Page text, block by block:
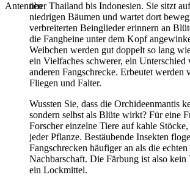
Antennenüber Thailand bis Indonesien. Sie sitzt
niedrigen Bäumen und wartet dort
verbreiterten Beinglieder erinnern an
die Fangbeine unter dem Kopf
Weibchen werden gut doppelt so lang
ein Vielfaches schwerer, ein Unterschied
anderen Fangschrecke. Erbeutet werden
Fliegen und Falter.
Wussten Sie, dass die Orchideenmantis
sondern selbst als Blüte wirkt? Für eine
Forscher einzelne Tiere auf kahle
jeder Pflanze. Bestäubende Insekten
Fangschrecken häufiger an als die
Nachbarschaft. Die Färbung ist also kein
ein Lockmittel.